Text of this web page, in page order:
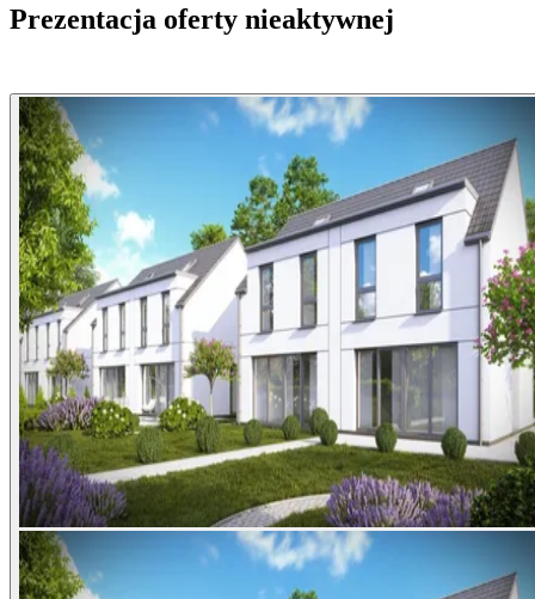
Prezentacja oferty nieaktywnej